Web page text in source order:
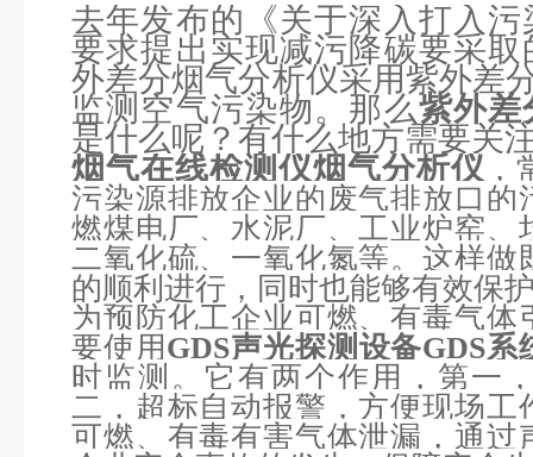
去年发布的《关于深入打入
要求提出实现减污降碳要采
外差分烟气分析仪采用紫外差
监测空气污染物。那么紫外差
是什么呢？有什么地方需要关
烟气在线检测仪烟气分析仪
污染源排放企业的废气排放口的
燃煤电厂、水泥厂、工业炉窑、
二氧化硫、一氧化氮等。这样做
的顺利进行，同时也能够有效保
为预防化工企业可燃、有毒气
要使用GDS声光探测设备GDS系
时监测。它有两个作用，第一
二，超标自动报警，方便现场工
可燃、有毒有害气体泄漏，通过